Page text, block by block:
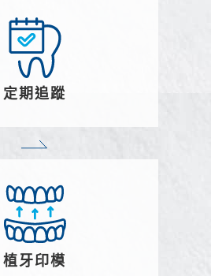
定期追蹤
植牙印模